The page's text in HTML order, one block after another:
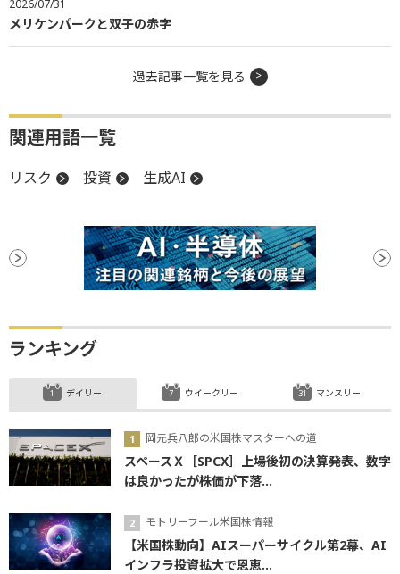
2026/07/31
メリケンパークと双子の赤字
過去記事一覧を見る
関連用語一覧
リスク 投資 生成AI
ランキング
デイリー
岡元兵八郎の米国株マスターへの道
スペースＸ［SPCX］上場後初の決算発表、数字
は良かったが株価が下落...
モトリーフール米国株情報
【米国株動向】AIスーパーサイクル第2幕、AI
インフラ投資拡大で恩恵...
ウイークリー マンスリー